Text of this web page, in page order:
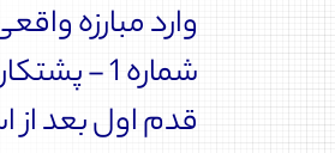
وارد مبارزه
شماره 1 - پشتکار برای تقویت ذهن و افکار:
قدم اول بعد از